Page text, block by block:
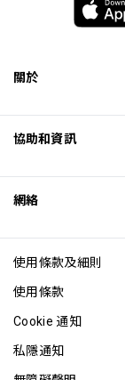
關於
Excellence Awards
網誌
協助和資訊
網絡
使用條款及細則
使用條款
Cookie 通知
私隱通知